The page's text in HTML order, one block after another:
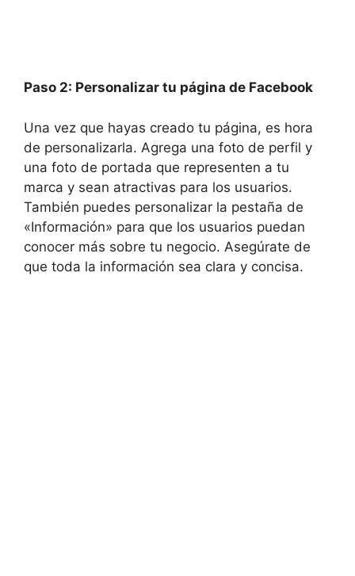
Paso 2: Personalizar tu página de Facebook
Una vez que hayas creado tu página, es hora
de personalizarla. Agrega una foto de perfil y
una foto de portada que representen a tu
marca y sean atractivas para los usuarios.
También puedes personalizar la pestaña de
«Información» para que los usuarios puedan
conocer más sobre tu negocio. Asegúrate de
que toda la información sea clara y concisa.